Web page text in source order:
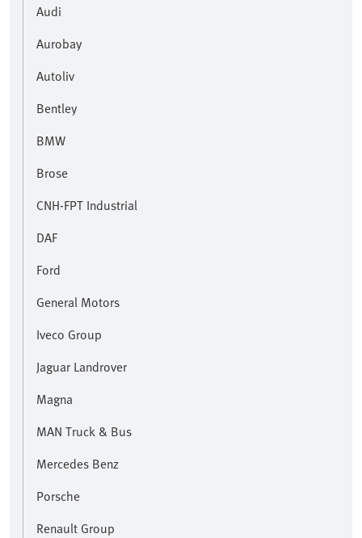
Audi
Aurobay
Autoliv
Bentley
BMW
Brose
CNH-FPT Industrial
DAF
Ford
General Motors
Iveco Group
Jaguar Landrover
Magna
MAN Truck & Bus
Mercedes Benz
Porsche
Renault Group